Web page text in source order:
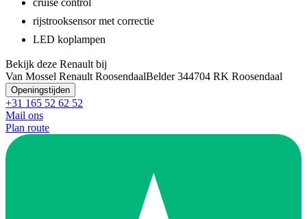
cruise control
rijstrooksensor met correctie
LED koplampen
Bekijk deze Renault bij
Van Mossel Renault RoosendaalBelder 344704 RK Roosendaal
Openingstijden
+31 165 52 62 52
Mail ons
Plan route